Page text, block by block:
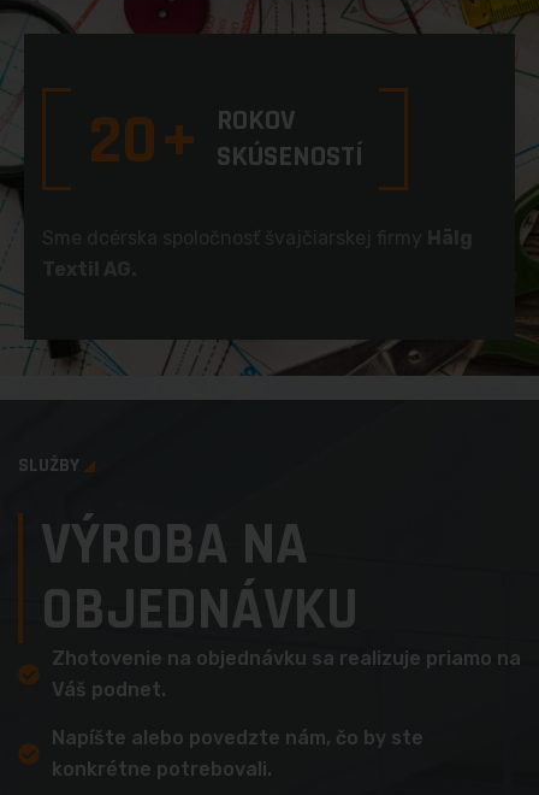
20+
ROKOV
SKÚSENOSTÍ
SLUŽBY
VÝROBA NA
OBJEDNÁVKU
Zhotovenie na objednávku sa realizuje priamo na
Váš podnet.
Napíšte alebo povedzte nám, čo by ste
konkrétne potrebovali.